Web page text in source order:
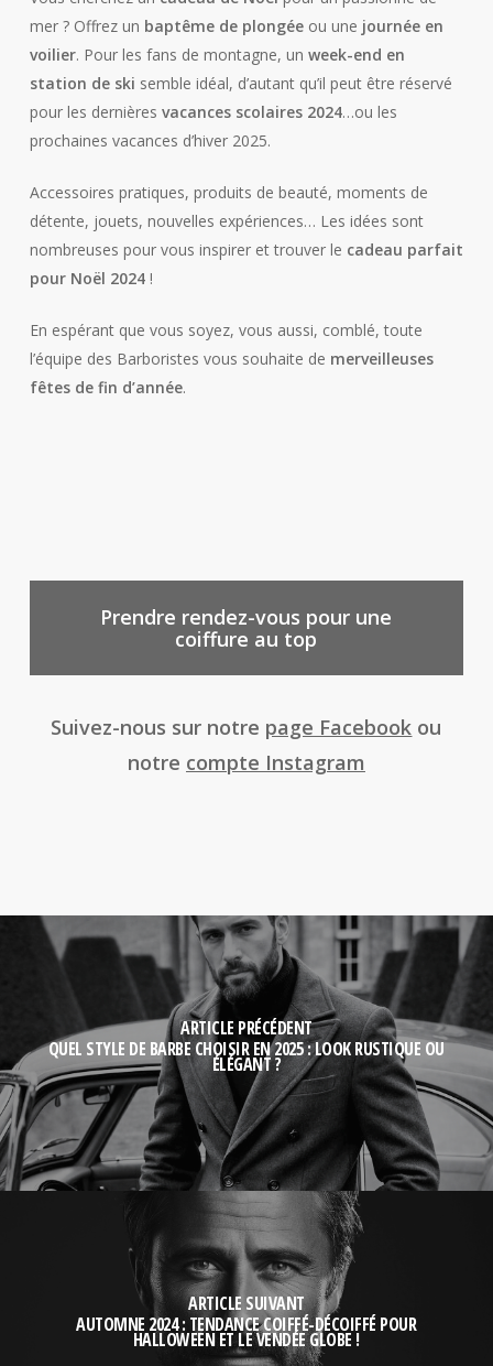
mer ? Offrez un baptême de plongéeou une journée en
voilier. Pour les fans de montagne, un week-end en
station de ski semble idéal, d’autant qu’il peut être réservé
pour les dernières vacances scolaires 2024…ou les
prochaines vacances d’hiver 2025.
Accessoires pratiques, produits de beauté, moments de
détente, jouets, nouvelles expériences… Les idées sont
nombreuses pour vous inspirer et trouver le cadeau parfait
pour Noël 2024!
En espérant que vous soyez, vous aussi, comblé, toute
l’équipe des Barboristes vous souhaite de merveilleuses
fêtes de fin d’année.
Prendre rendez-vous pour une
coiffure au top
Suivez-nous sur notre page Facebook ou
notre compte Instagram
ARTICLE PRÉCÉDENT
QUEL STYLE DE BARBE CHOISIR EN 2025 : LOOK RUSTIQUE OU
ÉLÉGANT ?
ARTICLE SUIVANT
AUTOMNE 2024 : TENDANCE COIFFÉ-DÉCOIFFÉ POUR
HALLOWEEN ET LE VENDÉE GLOBE !